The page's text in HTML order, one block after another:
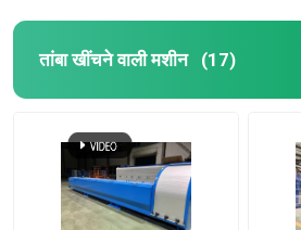
तांबा खींचने वाली मशीन (17)